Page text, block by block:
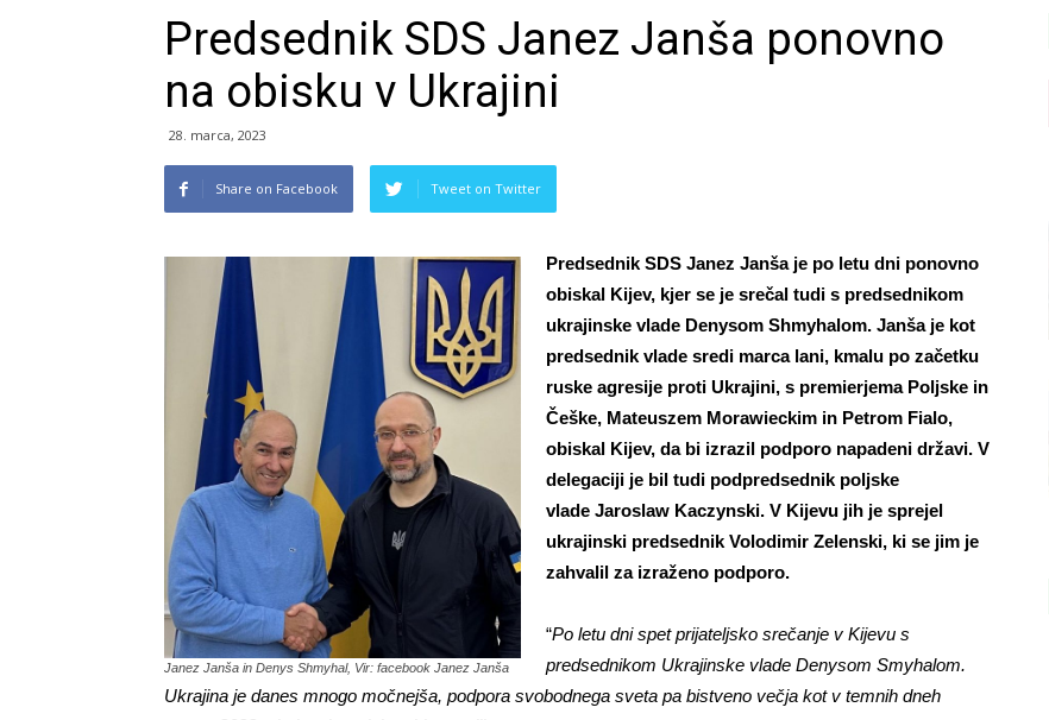
Predsednik SDS Janez Janša ponovno
na obisku v Ukrajini
28. marca, 2023
Share on Facebook Tweet on Twitter
Janez Janša in Denys Shmyhal, Vir: facebook Janez Janša
Predsednik SDS Janez Janša je po letu dni ponovno
obiskal Kijev, kjer se je srečal tudi s predsednikom
ukrajinske vlade Denysom Shmyhalom. Janša je kot
predsednik vlade sredi marca lani, kmalu po začetku
ruske agresije proti Ukrajini, s premierjema Poljske in
Češke, Mateuszem Morawieckim in Petrom Fialo,
obiskal Kijev, da bi izrazil podporo napadeni državi. V
delegaciji je bil tudi podpredsednik poljske
vlade Jaroslaw Kaczynski. V Kijevu jih je sprejel
ukrajinski predsednik Volodimir Zelenski, ki se jim je
zahvalil za izraženo podporo.
“Po letu dni spet prijateljsko srečanje v Kijevu s
predsednikom Ukrajinske vlade Denysom Smyhalom.
Ukrajina je danes mnogo močnejša, podpora svobodnega sveta pa bistveno večja kot v temnih dneh